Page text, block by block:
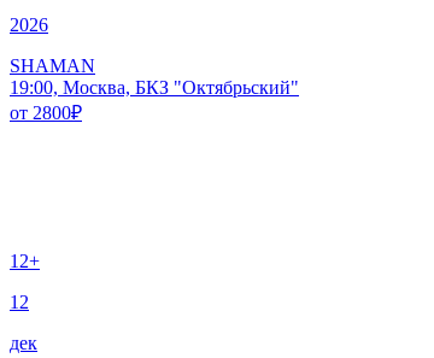
2026
SHAMAN
19:00, Москва, БКЗ "Октябрьский"
от 2800₽
12+
12
дек